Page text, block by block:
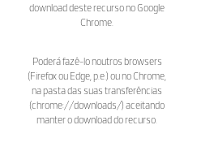
download deste recurso no Google
Chrome.
Poderá fazê-lo noutros browsers
(Firefox ou Edge, p.e.) ou no Chrome,
na pasta das suas transferências
(chrome://downloads/) aceitando
manter o download do recurso.